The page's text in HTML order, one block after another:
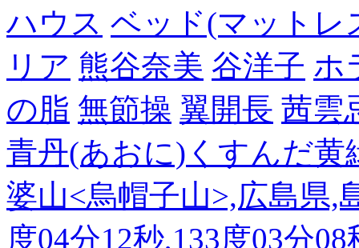
ハウス ベッド(マットレ
リア 熊谷奈美 谷洋子 ホ
の脂 無節操 翼開長 茜雲
青丹(あおに)くすんだ黄
婆山<烏帽子山>,広島県,
度04分12秒,133度03分